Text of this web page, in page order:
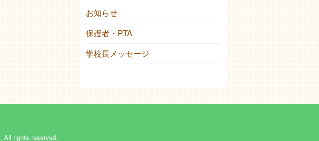
お知らせ
保護者・PTA
学校長メッセージ
. All rights reserved.